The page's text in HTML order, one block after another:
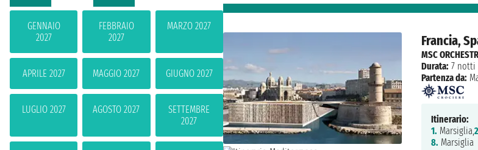
GENNAIO
2027
FEBBRAIO
2027
MARZO 2027
APRILE 2027 MAGGIO 2027 GIUGNO 2027
LUGLIO 2027 AGOSTO 2027
SETTEMBRE
2027
Francia,
MSC
Durata: 7 notti
Partenza da:
Itinerario:
1. Marsiglia,
8. Marsiglia